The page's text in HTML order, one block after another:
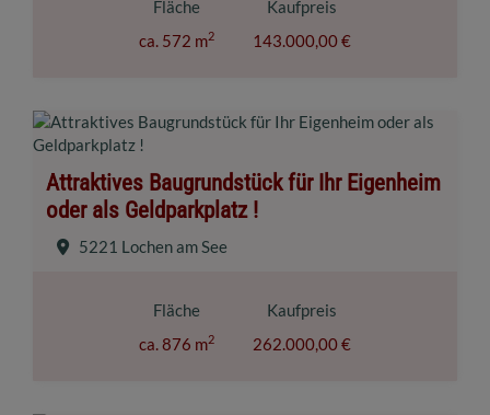
Fläche
ca. 572 m2
Kaufpreis
143.000,00 €
Attraktives Baugrundstück für Ihr Eigenheim
oder als Geldparkplatz !
5221 Lochen am See
Fläche
ca. 876 m2
Kaufpreis
262.000,00 €